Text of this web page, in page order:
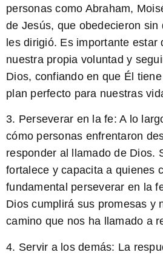
personas como Abraham,
de Jesús, que obedecieron sin
les dirigió. Es importante estar
nuestra propia voluntad y
Dios, confiando en que Él
plan perfecto para nuestras
3. Perseverar en la fe: A lo
cómo personas enfrentaron
responder al llamado de Dios.
fortalece y capacita a quienes
fundamental perseverar en la
Dios cumplirá sus promesas y
camino que nos ha llamado a
4. Servir a los demás: La